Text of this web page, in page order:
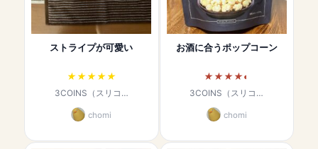
ストライプが可愛い
3COINS（スリコ…
chomi
お酒に合うポップコーン
3COINS（スリコ…
chomi